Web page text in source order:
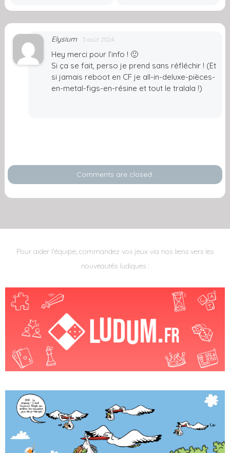
Elysium 3 août 2024
Hey merci pour l’info ! 🙂
Si ça se fait, perso je prend sans réfléchir ! (Et
si jamais reboot en CF je all-in-deluxe-pièces-
en-metal-figs-en-résine et tout le tralala !)
Comments are closed.
Pour aider l'équipe, commandez vos jeux via nos liens vers les
nouveautés ludiques :